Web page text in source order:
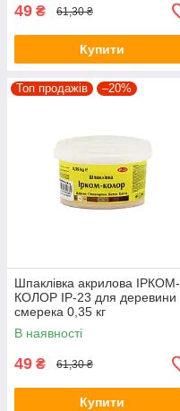
49 ₴ 61,30 ₴
Купити
Топ продажів –20%
Шпаклівка акрилова ІРКОМ-
КОЛОР IP-23 для деревини
смерека 0,35 кг
В наявності
49 ₴ 61,30 ₴
Купити